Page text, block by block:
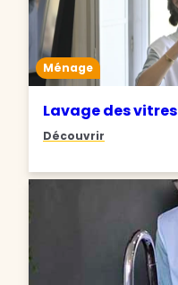
Ménage
Lavage des vitres
Découvrir